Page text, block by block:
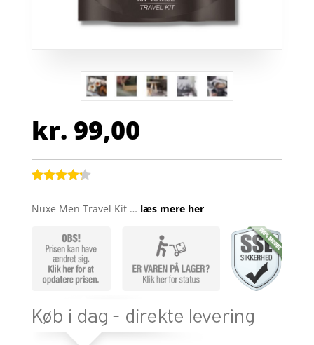
kr. 99,00
ud af 5
kundebedø
mmelser
Nuxe Men Travel Kit … læs mere her